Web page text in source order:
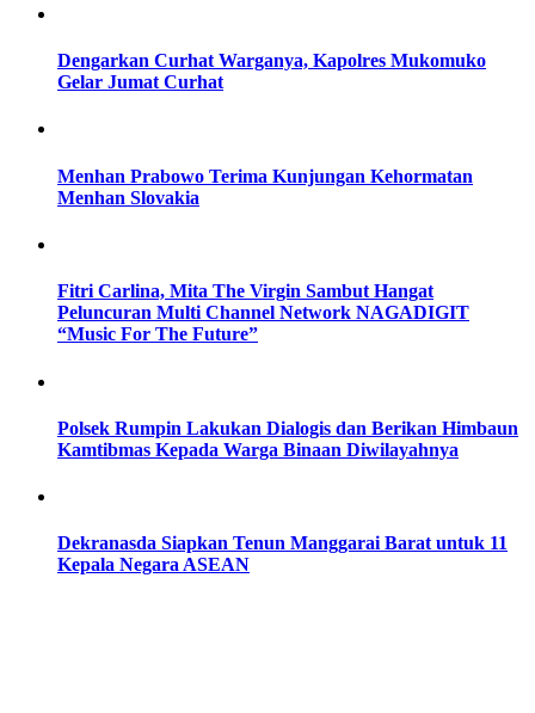
Dengarkan Curhat Warganya, Kapolres Mukomuko
Gelar Jumat Curhat
Menhan Prabowo Terima Kunjungan Kehormatan
Menhan Slovakia
Fitri Carlina, Mita The Virgin Sambut Hangat
Peluncuran Multi Channel Network NAGADIGIT
“Music For The Future”
Polsek Rumpin Lakukan Dialogis dan Berikan Himbaun
Kamtibmas Kepada Warga Binaan Diwilayahnya
Dekranasda Siapkan Tenun Manggarai Barat untuk 11
Kepala Negara ASEAN